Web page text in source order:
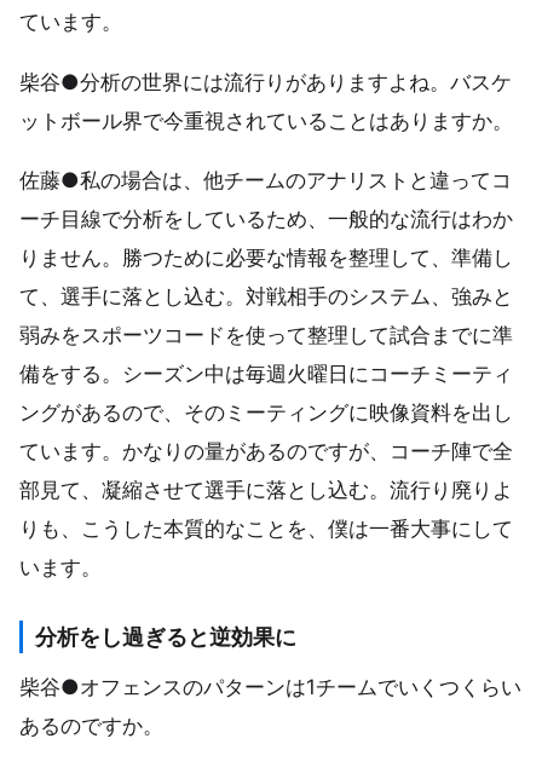
ています。
柴谷●分析の世界には流行りがありますよね。バスケ
ットボール界で今重視されていることはありますか。
佐藤●私の場合は、他チームのアナリストと違ってコ
ーチ目線で分析をしているため、一般的な流行はわか
りません。勝つために必要な情報を整理して、準備し
て、選手に落とし込む。対戦相手のシステム、強みと
弱みをスポーツコードを使って整理して試合までに準
備をする。シーズン中は毎週火曜日にコーチミーティ
ングがあるので、そのミーティングに映像資料を出し
ています。かなりの量があるのですが、コーチ陣で全
部見て、凝縮させて選手に落とし込む。流行り廃りよ
りも、こうした本質的なことを、僕は一番大事にして
います。
分析をし過ぎると逆効果に
柴谷●オフェンスのパターンは1チームでいくつくらい
あるのですか。